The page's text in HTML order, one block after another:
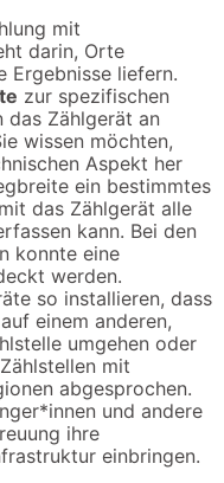
mit
darin, Orte
Ergebnisse liefern.
zur spezifischen
das Zählgerät an
wissen möchten,
Aspekt her
ein bestimmtes
das Zählgerät alle
kann. Bei den
konnte eine
werden.
so installieren, dass
einem anderen,
umgehen oder
mit
abgesprochen.
und andere
ihre
einbringen.